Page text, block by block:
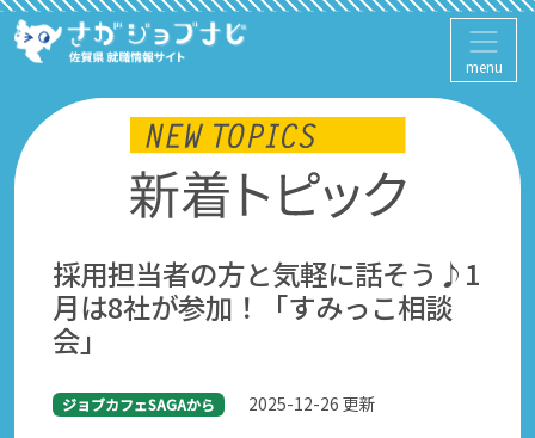
menu
採用担当者の方と気軽に話そう♪1
月は8社が参加！「すみっこ相談
会」
ジョブカフェSAGAから 2025-12-26 更新